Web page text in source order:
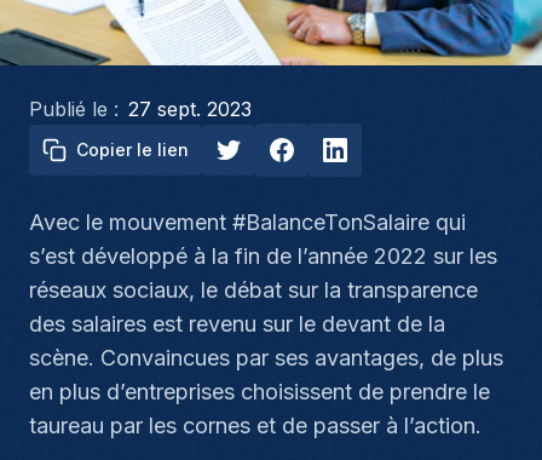
Publié le : 27 sept. 2023
Copier le lien
Avec le mouvement #BalanceTonSalaire qui
s’est développé à la fin de l’année 2022 sur les
réseaux sociaux, le débat sur la transparence
des salaires est revenu sur le devant de la
scène. Convaincues par ses avantages, de plus
en plus d’entreprises choisissent de prendre le
taureau par les cornes et de passer à l’action.